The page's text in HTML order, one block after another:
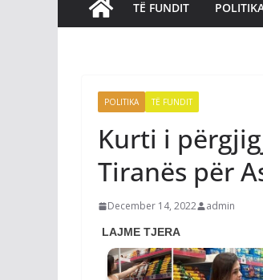
TË FUNDIT
POLITIKA TË FUNDIT
Kurti i
Tiranës për
December 14, 2022 admin